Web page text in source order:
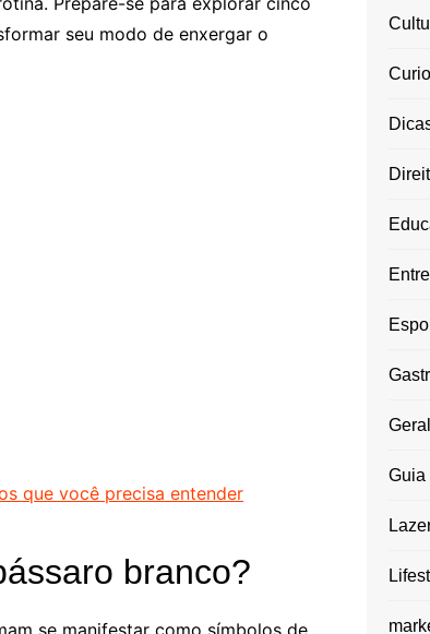
seu modo de enxergar o
que você precisa entender
branco?
se manifestar como símbolos de
Geral
Guia